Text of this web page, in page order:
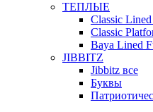
ТЕПЛЫЕ
Classic
Classic
Baya Lined
JIBBITZ
Jibbitz все
Буквы